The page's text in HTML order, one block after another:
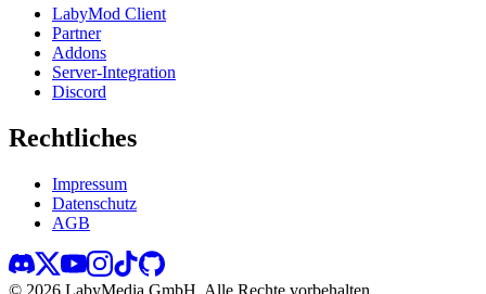
LabyMod Client
Partner
Addons
Server-Integration
Discord
Rechtliches
Impressum
Datenschutz
AGB
© 2026 LabyMedia GmbH. Alle Rechte vorbehalten.